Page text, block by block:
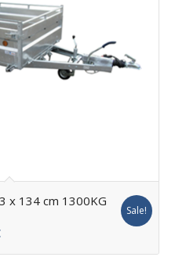
x 134 cm 1300KG
Sale!